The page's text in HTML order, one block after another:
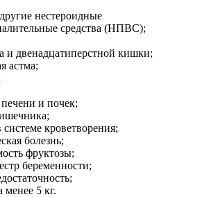
нестероидные
средства (НПВС);
и двенадцатиперстной кишки;
астма;
и почек;
кроветворения;
болезнь;
фруктозы;
беременности;
менее 5 кг.